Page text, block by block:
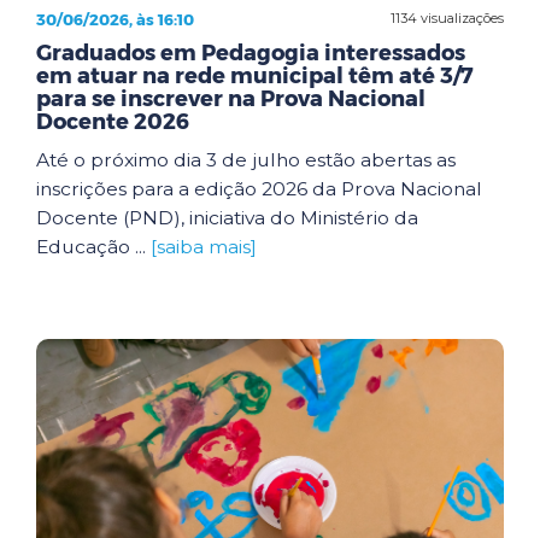
1134 visualizações
30/06/2026, às 16:10
Graduados em Pedagogia interessados
em atuar na rede municipal têm até 3/7
para se inscrever na Prova Nacional
Docente 2026
Até o próximo dia 3 de julho estão abertas as
inscrições para a edição 2026 da Prova Nacional
Docente (PND), iniciativa do Ministério da
Educação ... [saiba mais]